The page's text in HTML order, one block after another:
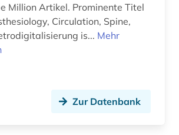
altlastsanierung (3)
altnordisch (2)
Million Artikel. Prominente Titel
Circulation, Spine,
is... Mehr
Zur Datenbank